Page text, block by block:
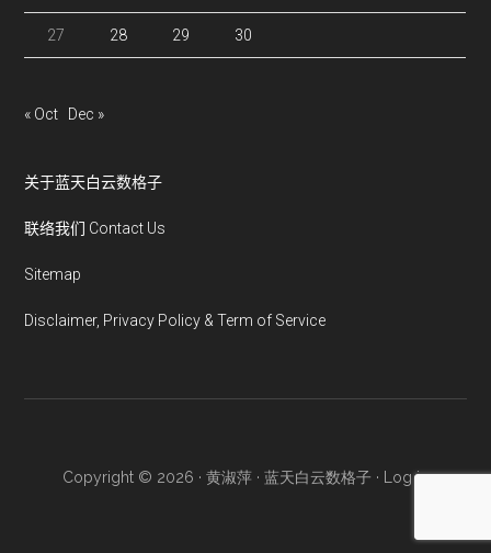
27 28 29 30
« Oct Dec »
关于蓝天白云数格子
联络我们 Contact Us
Sitemap
Disclaimer, Privacy Policy & Term of Service
Copyright © 2026 · 黄淑萍 · 蓝天白云数格子 · Log in